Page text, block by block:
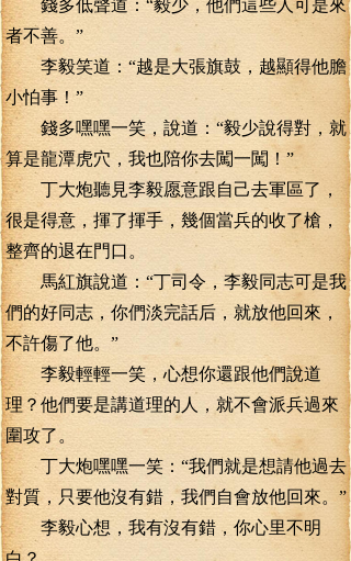
錢多低聲道：“毅少，他們這些人可是來
者不善。”
李毅笑道：“越是大張旗鼓，越顯得他膽
小怕事！”
錢多嘿嘿一笑，說道：“毅少說得對，就
算是龍潭虎穴，我也陪你去闖一闖！”
丁大炮聽見李毅愿意跟自己去軍區了，
很是得意，揮了揮手，幾個當兵的收了槍，
整齊的退在門口。
馬紅旗說道：“丁司令，李毅同志可是我
們的好同志，你們淡完話后，就放他回來，
不許傷了他。”
李毅輕輕一笑，心想你還跟他們說道
理？他們要是講道理的人，就不會派兵過來
圍攻了。
丁大炮嘿嘿一笑：“我們就是想請他過去
對質，只要他沒有錯，我們自會放他回來。”
李毅心想，我有沒有錯，你心里不明